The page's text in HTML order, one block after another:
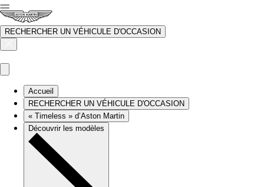
RECHERCHER UN VÉHICULE D'OCCASION
Accueil
RECHERCHER UN VÉHICULE D'OCCASION
« Timeless » d’Aston Martin
Découvrir les modèles